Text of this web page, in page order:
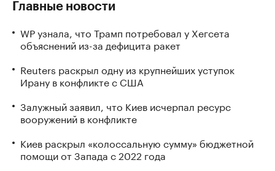
Главные новости
WP узнала, что Трамп потребовал у Хегсета
объяснений из-за дефицита ракет
Reuters раскрыл одну из крупнейших уступок
Ирану в конфликте с США
Залужный заявил, что Киев исчерпал ресурс
вооружений в конфликте
Киев раскрыл «колоссальную сумму» бюджетной
помощи от Запада с 2022 года